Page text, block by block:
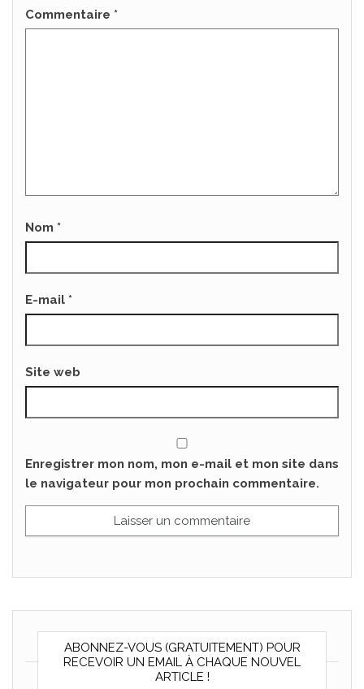
Commentaire *
Nom *
E-mail *
Site web
Enregistrer mon nom, mon e-mail et mon site dans
le navigateur pour mon prochain commentaire.
ABONNEZ-VOUS (GRATUITEMENT) POUR
RECEVOIR UN EMAIL À CHAQUE NOUVEL
ARTICLE !